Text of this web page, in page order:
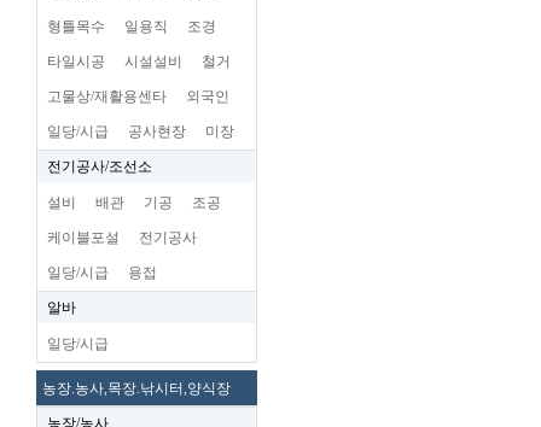
형틀목수 일용직 조경
타일시공 시설설비 철거
고물상/재활용센타 외국인
일당/시급 공사현장 미장
전기공사/조선소
설비 배관 기공 조공
케이블포설 전기공사
일당/시급 용접
알바
일당/시급
농장.농사,목장.낚시터,양식장
농장/농사